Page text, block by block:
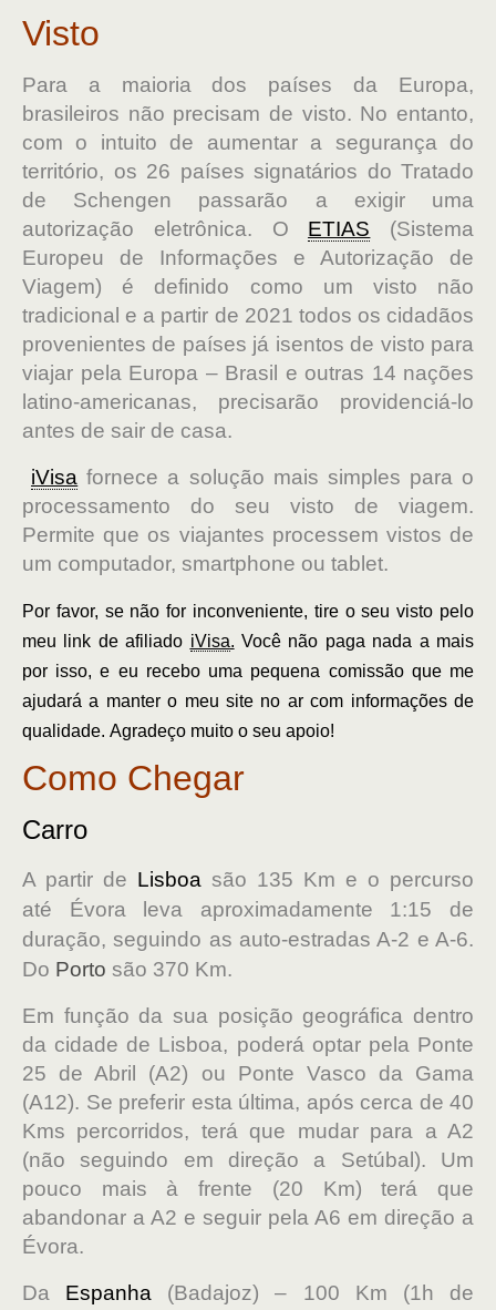
Visto
Para a maioria dos países da Europa,
brasileiros não precisam de visto. No entanto,
com o intuito de aumentar a segurança do
território, os 26 países signatários do Tratado
de Schengen passarão a exigir uma
autorização eletrônica. O ETIAS (Sistema
Europeu de Informações e Autorização de
Viagem) é definido como um visto não
tradicional e a partir de 2021 todos os cidadãos
provenientes de países já isentos de visto para
viajar pela Europa – Brasil e outras 14 nações
latino-americanas, precisarão providenciá-lo
antes de sair de casa.
iVisa fornece a solução mais simples para o
processamento do seu visto de viagem.
Permite que os viajantes processem vistos de
um computador, smartphone ou tablet.
Por favor, se não for inconveniente, tire o seu visto pelo
meu link de afiliado iVisa. Você não paga nada a mais
por isso, e eu recebo uma pequena comissão que me
ajudará a manter o meu site no ar com informações de
qualidade. Agradeço muito o seu apoio!
Como Chegar
Carro
A partir de Lisboa são 135 Km e o percurso
até Évora leva aproximadamente 1:15 de
duração, seguindo as auto-estradas A-2 e A-6.
Do Porto são 370 Km.
Em função da sua posição geográfica dentro
da cidade de Lisboa, poderá optar pela Ponte
25 de Abril (A2) ou Ponte Vasco da Gama
(A12). Se preferir esta última, após cerca de 40
Kms percorridos, terá que mudar para a A2
(não seguindo em direção a Setúbal). Um
pouco mais à frente (20 Km) terá que
abandonar a A2 e seguir pela A6 em direção a
Évora.
Da Espanha (Badajoz) – 100 Km (1h de